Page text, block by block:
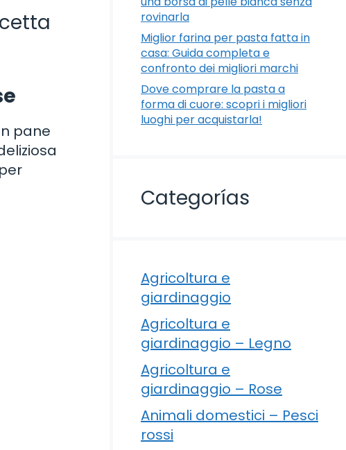
pane
rovinarla
Miglior farina per pasta fatta in
casa: Guida completa e
confronto dei migliori marchi
Dove comprare la pasta a
forma di cuore: scopri i migliori
luoghi per acquistarla!
Categorías
Agricoltura e
giardinaggio
Agricoltura e
giardinaggio – Legno
Agricoltura e
giardinaggio – Rose
Animali domestici – Pesci
rossi